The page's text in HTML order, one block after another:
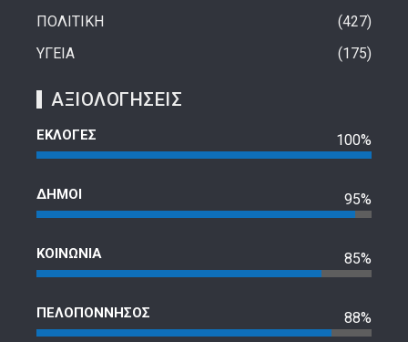
ΠΟΛΙΤΙΚΗ
427
ΥΓΕΙΑ
175
ΑΞΙΟΛΟΓΗΣΕΙΣ
ΕΚΛΟΓΕΣ 100%
ΔΗΜΟΙ 95%
ΚΟΙΝΩΝΙΑ 85%
ΠΕΛΟΠΟΝΝΗΣΟΣ 88%